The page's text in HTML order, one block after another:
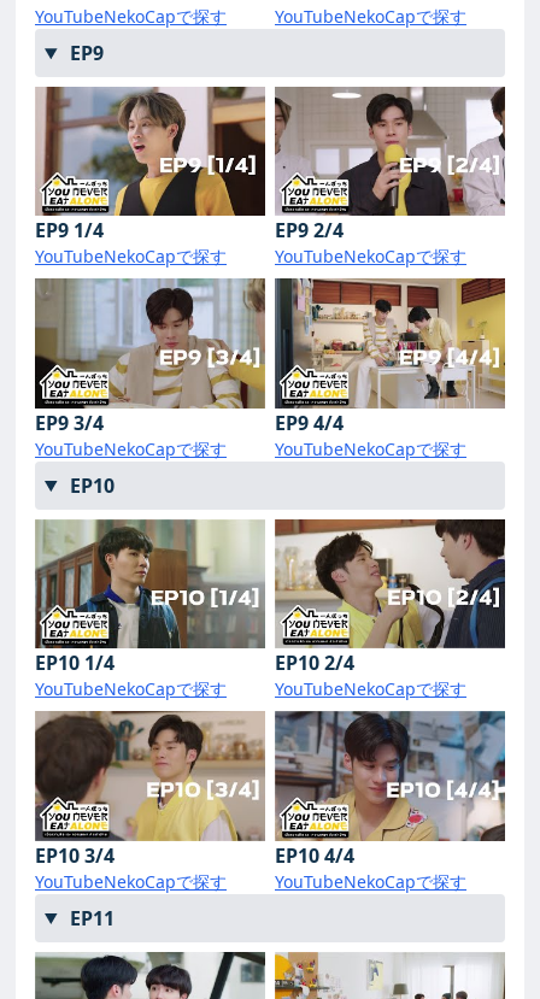
YouTubeNekoCapで探す YouTubeNekoCapで探す
EP9
EP9 1/4
YouTubeNekoCapで探す
EP9 2/4
YouTubeNekoCapで探す
EP9 3/4
YouTubeNekoCapで探す
EP9 4/4
YouTubeNekoCapで探す
EP10
EP10 1/4
YouTubeNekoCapで探す
EP10 2/4
YouTubeNekoCapで探す
EP10 3/4
YouTubeNekoCapで探す
EP10 4/4
YouTubeNekoCapで探す
EP11